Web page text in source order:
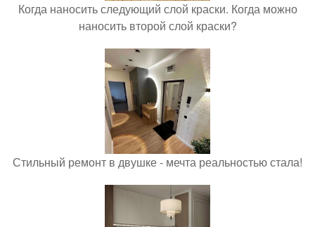
Когда наносить следующий слой краски. Когда можно
наносить второй слой краски?
Стильный ремонт в двушке - мечта реальностью стала!